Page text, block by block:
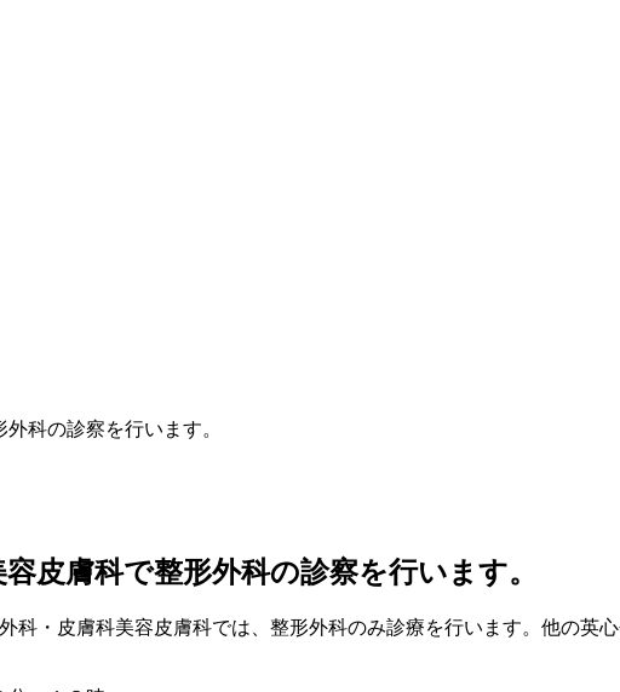
科の診察を行います。
皮膚科で整形外科の診察を行います。
科・皮膚科美容皮膚科では、整形外科のみ診療を行います。他の英